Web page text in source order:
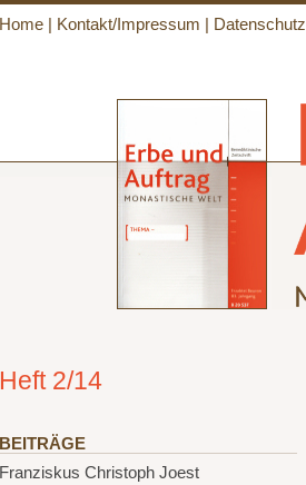
Home| Kontakt/Impressum Datenschutz
Heft 2/14
BEITRÄGE
Franziskus Christoph Joest